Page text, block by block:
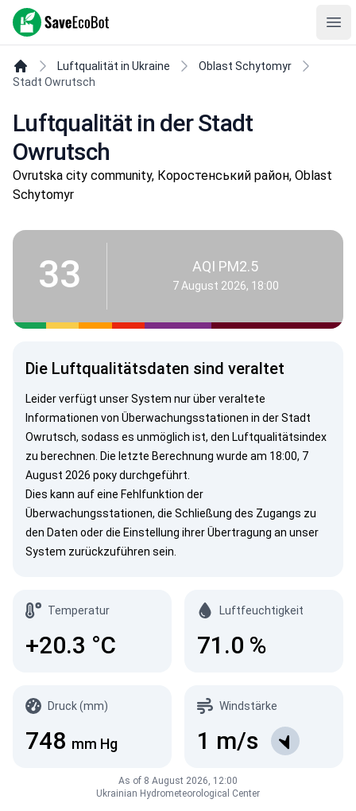
SaveEcoBot
Luftqualität in Ukraine
Oblast Schytomyr
Stadt Owrutsch
Luftqualität in der Stadt
Owrutsch
Ovrutska city community, Коростенський район, Oblast
Schytomyr
33 AQI PM2.5
7 August 2026, 18:00
Die Luftqualitätsdaten sind veraltet
Leider verfügt unser System nur über veraltete
Informationen von Überwachungsstationen in der Stadt
Owrutsch, sodass es unmöglich ist, den Luftqualitätsindex
zu berechnen. Die letzte Berechnung wurde am 18:00, 7
August 2026 року durchgeführt.
Dies kann auf eine Fehlfunktion der
Überwachungsstationen, die Schließung des Zugangs zu
den Daten oder die Einstellung ihrer Übertragung an unser
System zurückzuführen sein.
Temperatur
+20.3 °C
Luftfeuchtigkeit
71.0 %
Druck (mm)
748 mm Hg
Windstärke
1 m/s
As of 8 August 2026, 12:00
Ukrainian Hydrometeorological Center